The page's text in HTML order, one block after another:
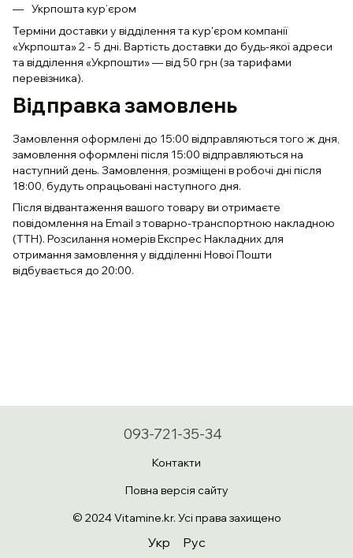
Укрпошта кур’єром
Терміни доставки у відділення та кур'єром компанії
«Укрпошта» 2 - 5 дні. Вартість доставки до будь-якої адреси
та відділення «Укрпошти» — від 50 грн (за тарифами
перевізника).
Відправка замовлень
Замовлення оформлені до 15:00 відправляються того ж дня,
замовлення оформлені після 15:00 відправляються на
наступний день. Замовлення, розміщені в робочі дні після
18:00, будуть опрацьовані наступного дня.
Після відвантаження вашого товару ви отримаєте
повідомлення на Email з товарно-транспортною накладною
(ТТН). Розсилання номерів Експрес Накладних для
отримання замовлення у відділенні Нової Пошти
відбувається до 20:00.
093-721-35-34
Контакти
Повна версія сайту
© 2024 Vitamine.kr. Усі права захищено
Укр Рус